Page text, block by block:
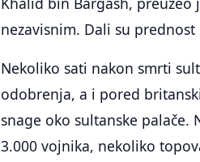
nezavisnim. Dali su
Nekoliko sati nakon smrti
odobrenja, a i pored
snage oko sultanske palače.
3.000 vojnika, nekoliko